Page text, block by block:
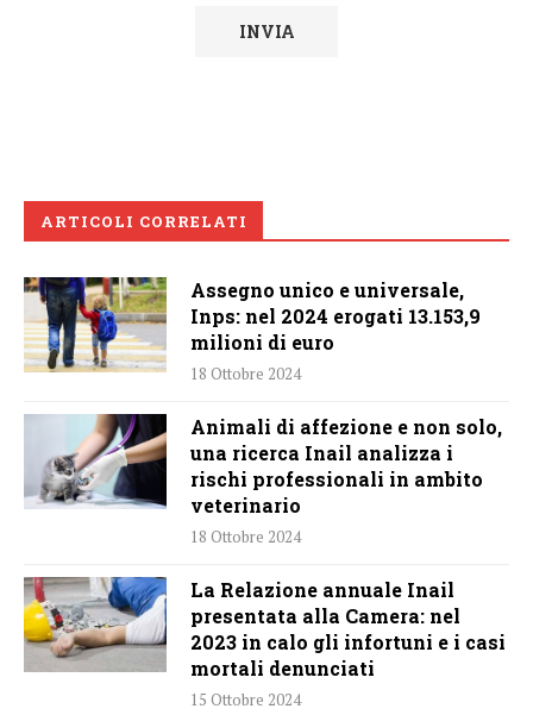
ARTICOLI CORRELATI
Assegno unico e universale,
Inps: nel 2024 erogati 13.153,9
milioni di euro
18 Ottobre 2024
Animali di affezione e non solo,
una ricerca Inail analizza i
rischi professionali in ambito
veterinario
18 Ottobre 2024
La Relazione annuale Inail
presentata alla Camera: nel
2023 in calo gli infortuni e i casi
mortali denunciati
15 Ottobre 2024